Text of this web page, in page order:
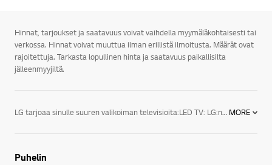
Hinnat, tarjoukset ja saatavuus voivat vaihdella myymäläkohtaisesti tai
verkossa. Hinnat voivat muuttua ilman erillistä ilmoitusta. Määrät ovat
rajoitettuja. Tarkasta lopullinen hinta ja saatavuus paikallisilta
jälleenmyyjiltä.
LG tarjoaa sinulle suuren valikoiman televisioita:LED TV: LG:n LED-televisioiden designsarjan huippumalli näyttää juuri siltä kuin modernin television kuuluukin. Äärimmäisen ohuet valetut alumiinikehykset varmistavat, että televisio sopii täydellisesti joka ympäristöön.3D TV: LG:n 3D-televisio esittelee täysin uuden tason kuvanlaadulle, sillä sen tarkkuus on neljä kertaa suurempi kuin Full HD -television. Kuva on luonnollisesti uskomattoman eloisa ja tarkka, vaikka sitä katsottaisiin läheltä. LG UHD 3D -televisiot tyydyttävät katsojan tarpeet täydellisesti virheettömillä yksityiskohdilla ja nostavat näyttöjen standardin entistä korkeammalle.Smart TV: Vihdoinkin televisiossa on aina jotain hyvää katsottavaa. LG Smart TV on helpoin tapa kokea suosikkiohjelmasi, SF Anytime, Headweb, Viaplay, musiikki, sovellukset, sosiaaliset mediat ja verkkosivut. Kätevillä jakotoiminnoilla pääset käsiksi myös kotiverkossa tai älypuhelimellasi olevaan sisältöön.LG:n uuden sukupolven televisiot sekä audio- ja videolaitteet tarjoavat todellista viihdettä kaikenlaisiin televisioelämyksiin. Peli-iltoihin sopii esimerkiksi 60-tuumainen LED-taulutelevisio, ja lasten elokuvailtaa varten 42-tuumainen 3D LED -taulutelevisio. LG:n televisiot sopivat myös kaikkiin huoneisiin.LG:n televisioiden lukemattomat viihdeominaisuudet viihdyttävät sekä perhettäsi että vieraitasi. Saatavilla on myös useita lisätarvikkeita televisioita varten. LG:n televisioita on kiitelty ja ne ovat saaneet ylistäviä arvioita toiminnallisuudestaan, tehostaan sekä tyylistään. MORE
Puhelin